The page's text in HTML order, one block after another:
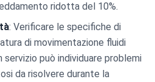
ridotta del 10%.
: Verificare le specifiche di
di movimentazione fluidi
servizio può individuare problemi
da risolvere durante la